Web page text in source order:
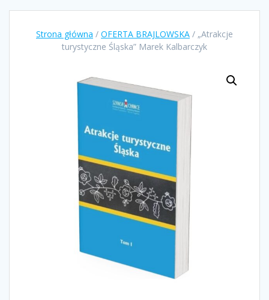
Strona główna / OFERTA BRAJLOWSKA / „Atrakcje
turystyczne Śląska” Marek Kalbarczyk